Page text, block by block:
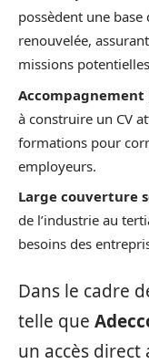
possèdent une base
renouvelée,
missions
Accompagnement
à construire un CV
formations pour
employeurs.
Large couverture
de l’industrie au
besoins des
Dans le cadre
telle que
un accès direct